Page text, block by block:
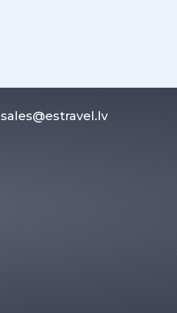
sales@estravel.lv